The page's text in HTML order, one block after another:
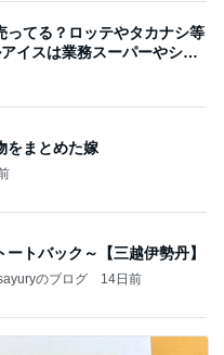
ってる？ロッテやタカナシ等
イスは業務スーパーやシャ
をまとめた嫁
ートバック～【三越伊勢丹】
のブログ 14日前